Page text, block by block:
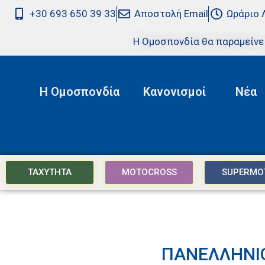
+30 693 650 39 33 Αποστολή Email Ωράριο
Η Ομοσπονδία θα
Η Ομοσπονδία Κανονισμοί Νέα
ΤΑΧΥΤΗΤΑ MOTOCROSS